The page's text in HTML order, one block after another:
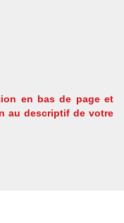
en bas de page et
au descriptif de votre